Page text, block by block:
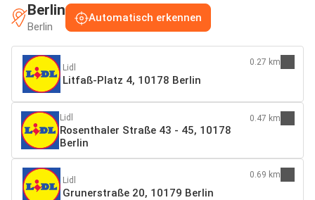
Berlin
Berlin
Automatisch erkennen
Lidl
Litfaß-Platz 4, 10178 Berlin
0.27 km
Lidl
Rosenthaler Straße 43 - 45, 10178
Berlin
0.47 km
Lidl
Grunerstraße 20, 10179 Berlin
0.69 km